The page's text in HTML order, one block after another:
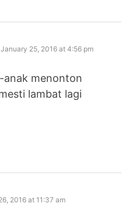
says:
January 25, 2016 at 4:56 pm
anak menonton
lambat lagi
2016 at 11:37 am